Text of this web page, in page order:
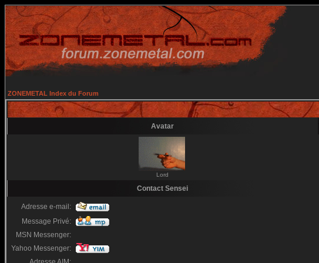
ZONEMETAL Index du Forum
Avatar
Lord
Contact Sensei
Adresse e-mail:
Message Privé:
MSN Messenger:
Yahoo Messenger: